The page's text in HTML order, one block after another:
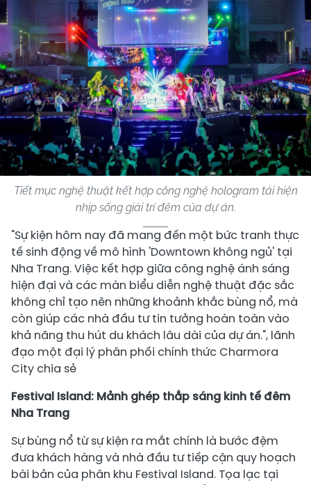
Tiết mục nghệ thuật kết hợp công nghệ hologram tái hiện
nhịp sống giải trí đêm của dự án.
"Sự kiện hôm nay đã mang đến một bức tranh thực
tế sinh động về mô hình 'Downtown không ngủ' tại
Nha Trang. Việc kết hợp giữa công nghệ ánh sáng
hiện đại và các màn biểu diễn nghệ thuật đặc sắc
không chỉ tạo nên những khoảnh khắc bùng nổ, mà
còn giúp các nhà đầu tư tin tưởng hoàn toàn vào
khả năng thu hút du khách lâu dài của dự án.", lãnh
đạo một đại lý phân phối chính thức Charmora
City chia sẻ
Festival Island: Mảnh ghép thắp sáng kinh tế đêm
Nha Trang
Sự bùng nổ từ sự kiện ra mắt chính là bước đệm
đưa khách hàng và nhà đầu tư tiếp cận quy hoạch
bài bản của phân khu Festival Island. Tọa lạc tại